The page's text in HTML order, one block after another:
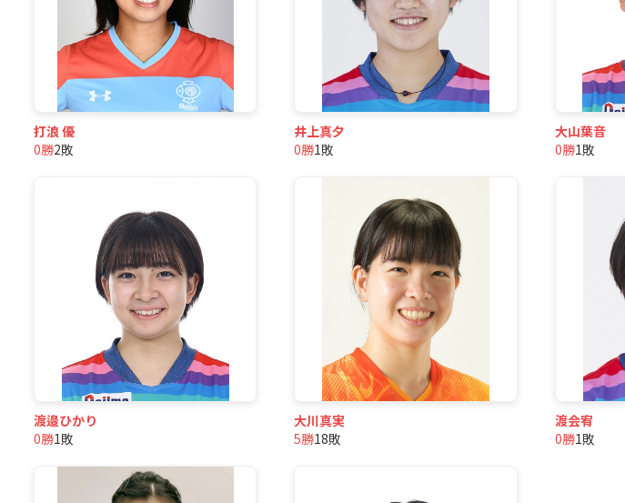
打浪 優
0勝2敗
井上真夕
0勝1敗
大山葉音
0勝1敗
渡邉ひかり
0勝1敗
大川真実
5勝18敗
渡会宥
0勝1敗